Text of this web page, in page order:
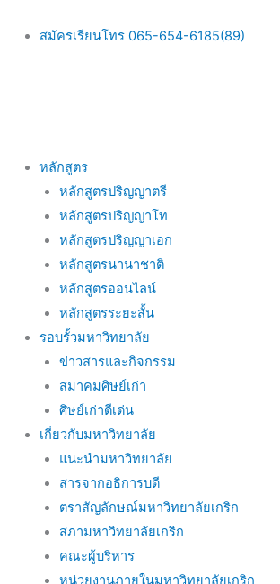
สมัครเรียนโทร 065-654-6185(89)
Main
หลักสูตร
หลักสูตรปริญญาตรี
หลักสูตรปริญญาโท
หลักสูตรปริญญาเอก
หลักสูตรนานาชาติ
หลักสูตรออนไลน์
หลักสูตรระยะสั้น
รอบรั้วมหาวิทยาลัย
ข่าวสารและกิจกรรม
สมาคมศิษย์เก่า
ศิษย์เก่าดีเด่น
เกี่ยวกับมหาวิทยาลัย
แนะนำมหาวิทยาลัย
สารจากอธิการบดี
ตราสัญลักษณ์มหาวิทยาลัยเกริก
สภามหาวิทยาลัยเกริก
คณะผู้บริหาร
หน่วยงานภายในมหาวิทยาลัยเกริก